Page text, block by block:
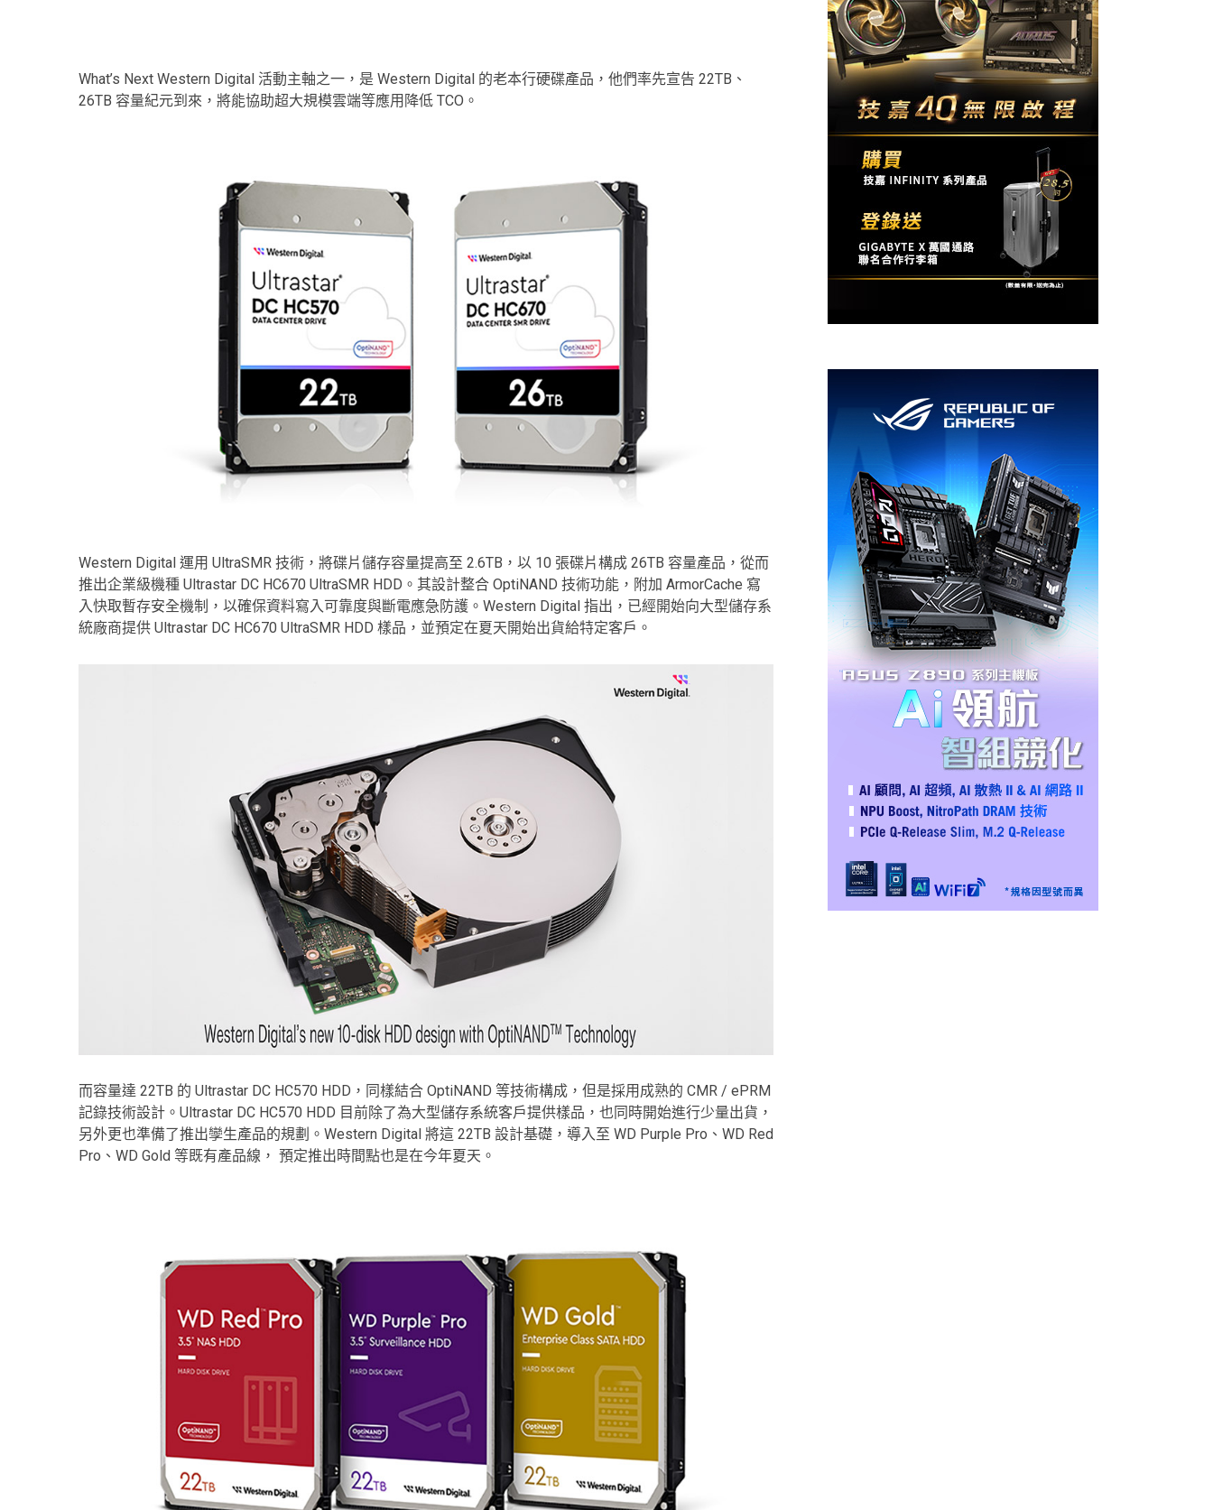
What’s Next Western Digital 活動主軸之一，是 Western Digital 的老本行硬碟產品，他們率先宣告 22TB、
26TB 容量紀元到來，將能協助超大規模雲端等應用降低 TCO。
Western Digital 運用 UltraSMR 技術，將碟片儲存容量提高至 2.6TB，以 10 張碟片構成 26TB 容量產品，從而
推出企業級機種 Ultrastar DC HC670 UltraSMR HDD。其設計整合 OptiNAND 技術功能，附加 ArmorCache 寫
入快取暫存安全機制，以確保資料寫入可靠度與斷電應急防護。Western Digital 指出，已經開始向大型儲存系
統廠商提供 Ultrastar DC HC670 UltraSMR HDD 樣品，並預定在夏天開始出貨給特定客戶。
而容量達 22TB 的 Ultrastar DC HC570 HDD，同樣結合 OptiNAND 等技術構成，但是採用成熟的 CMR / ePRM
記錄技術設計。Ultrastar DC HC570 HDD 目前除了為大型儲存系統客戶提供樣品，也同時開始進行少量出貨，
另外更也準備了推出孿生產品的規劃。Western Digital 將這 22TB 設計基礎，導入至 WD Purple Pro、WD Red
Pro、WD Gold 等既有產品線， 預定推出時間點也是在今年夏天。